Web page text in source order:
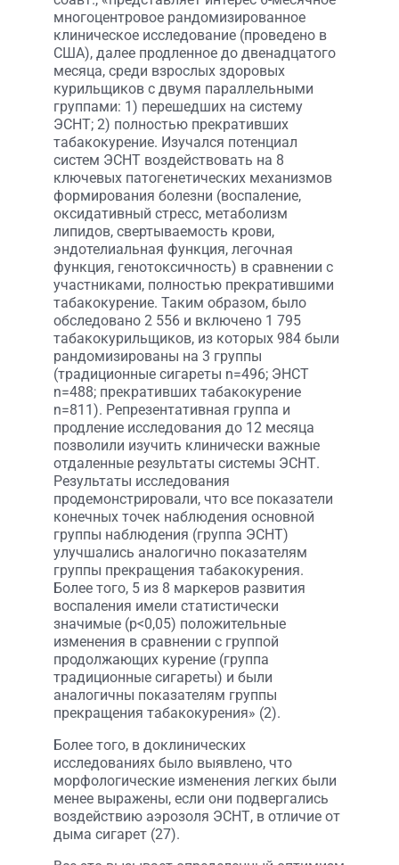
многоцентровое рандомизированное
клиническое исследование (проведено в
США), далее продленное до двенадцатого
месяца, среди взрослых здоровых
курильщиков с двумя параллельными
группами: 1) перешедших на систему
ЭСНТ; 2) полностью прекративших
табакокурение. Изучался потенциал
систем ЭСНТ воздействовать на 8
ключевых патогенетических механизмов
формирования болезни (воспаление,
оксидативный стресс, метаболизм
липидов, свертываемость крови,
эндотелиальная функция, легочная
функция, генотоксичность) в сравнении с
участниками, полностью прекратившими
табакокурение. Таким образом, было
обследовано 2 556 и включено 1 795
табакокурильщиков, из которых 984 были
рандомизированы на 3 группы
(традиционные сигареты n=496; ЭНСТ
n=488; прекративших табакокурение
n=811). Репрезентативная группа и
продление исследования до 12 месяца
позволили изучить клинически важные
отдаленные результаты системы ЭСНТ.
Результаты исследования
продемонстрировали, что все показатели
конечных точек наблюдения основной
группы наблюдения (группа ЭСНТ)
улучшались аналогично показателям
группы прекращения табакокурения.
Более того, 5 из 8 маркеров развития
воспаления имели статистически
значимые (p<0,05) положительные
изменения в сравнении с группой
продолжающих курение (группа
традиционные сигареты) и были
аналогичны показателям группы
прекращения табакокурения» (2).
Более того, в доклинических
исследованиях было выявлено, что
морфологические изменения легких были
менее выражены, если они подвергались
воздействию аэрозоля ЭСНТ, в отличие от
дыма сигарет (27).